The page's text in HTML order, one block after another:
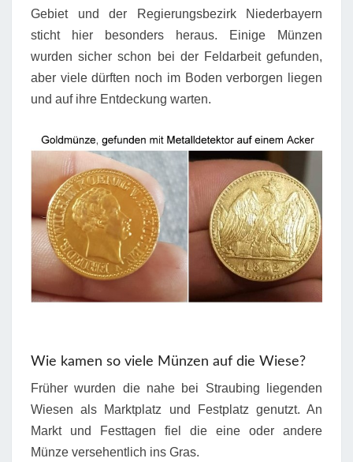
Gebiet und der Regierungsbezirk Niederbayern
sticht hier besonders heraus. Einige Münzen
wurden sicher schon bei der Feldarbeit gefunden,
aber viele dürften noch im Boden verborgen liegen
und auf ihre Entdeckung warten.
Wie kamen so viele Münzen auf die Wiese?
Früher wurden die nahe bei Straubing liegenden
Wiesen als Marktplatz und Festplatz genutzt. An
Markt und Festtagen fiel die eine oder andere
Münze versehentlich ins Gras.